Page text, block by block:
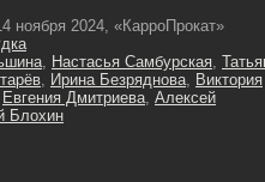
ноября 2024, «КарроПрокат»
, Настасья Самбурская,
, Ирина Безряднова, Виктория
Евгения Дмитриева, Алексей
Блохин